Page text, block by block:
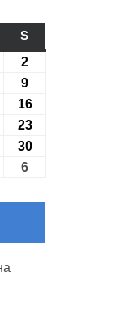
S
2
9
1616.08.2026
2323.08.2026
3030.08.2026
6